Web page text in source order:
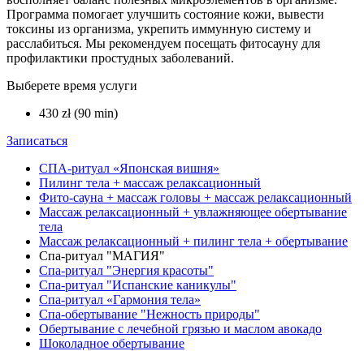
Программа помогает улучшить состояние кожи, вывести
токсины из организма, укрепить иммунную систему и
расслабиться. Мы рекомендуем посещать фитосауну для
профилактики простудных заболеваний.
Выберете время услуги
430 zł (90 min)
Записаться
СПА-ритуал «Японская вишня»
Пилинг тела + массаж релаксационный
Фито-сауна + массаж головы + массаж релаксационный
Массаж релаксационный + увлажняющее обертывание
тела
Массаж релаксационный + пилинг тела + обертывание
Спа-ритуал "МАГИЯ"
Спа-ритуал "Энергия красоты"
Спа-ритуал "Испанские каникулы"
Спа-ритуал «Гармония тела»
Спа-обертывание "Нежность природы"
Обертывание с лечебной грязью и маслом авокадо
Шоколадное обертывание